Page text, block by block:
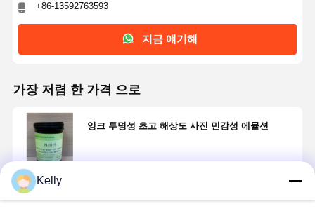
+86-13592763593
지금 얘기해
가장 저렴 한 가격 으로
잉크 투명성 초고 해상도 사진 민감성 에뮬션
Kelly